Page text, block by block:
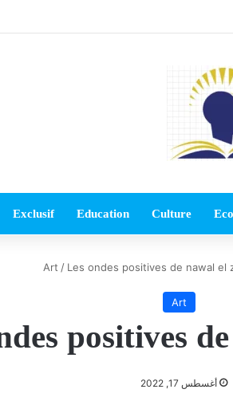
Culture
Education
Exclusif
Art / Les ondes positives de nawal el
Art
positives
أغسطس 17, 2022